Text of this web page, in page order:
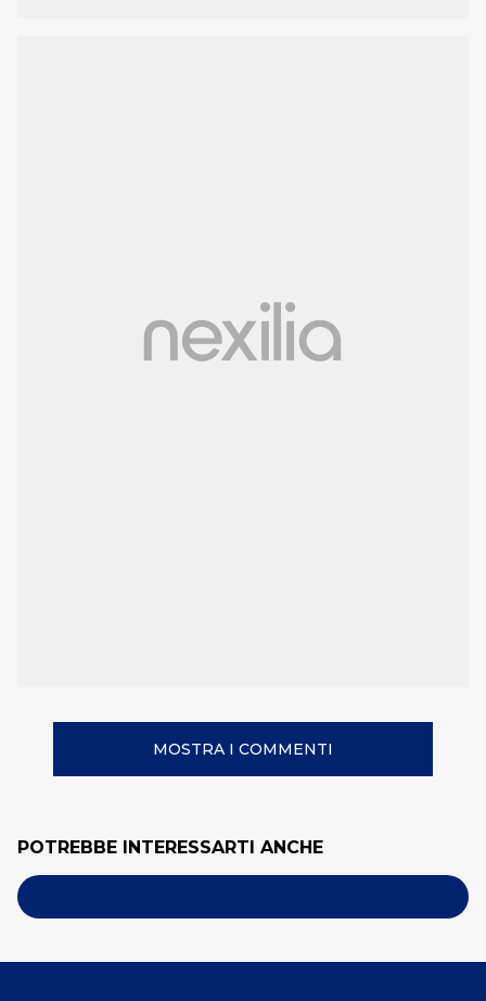
MOSTRA I COMMENTI
POTREBBE INTERESSARTI ANCHE